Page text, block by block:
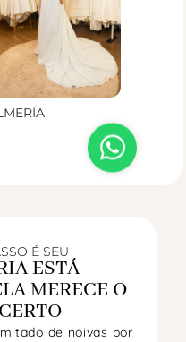
É SEU
ESTÁ
MERECE O
de noivas por